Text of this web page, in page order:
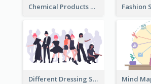
Chemical Products Hazarding The Earth Illustration
Different Dressing Style Illustration